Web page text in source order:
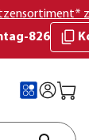
826